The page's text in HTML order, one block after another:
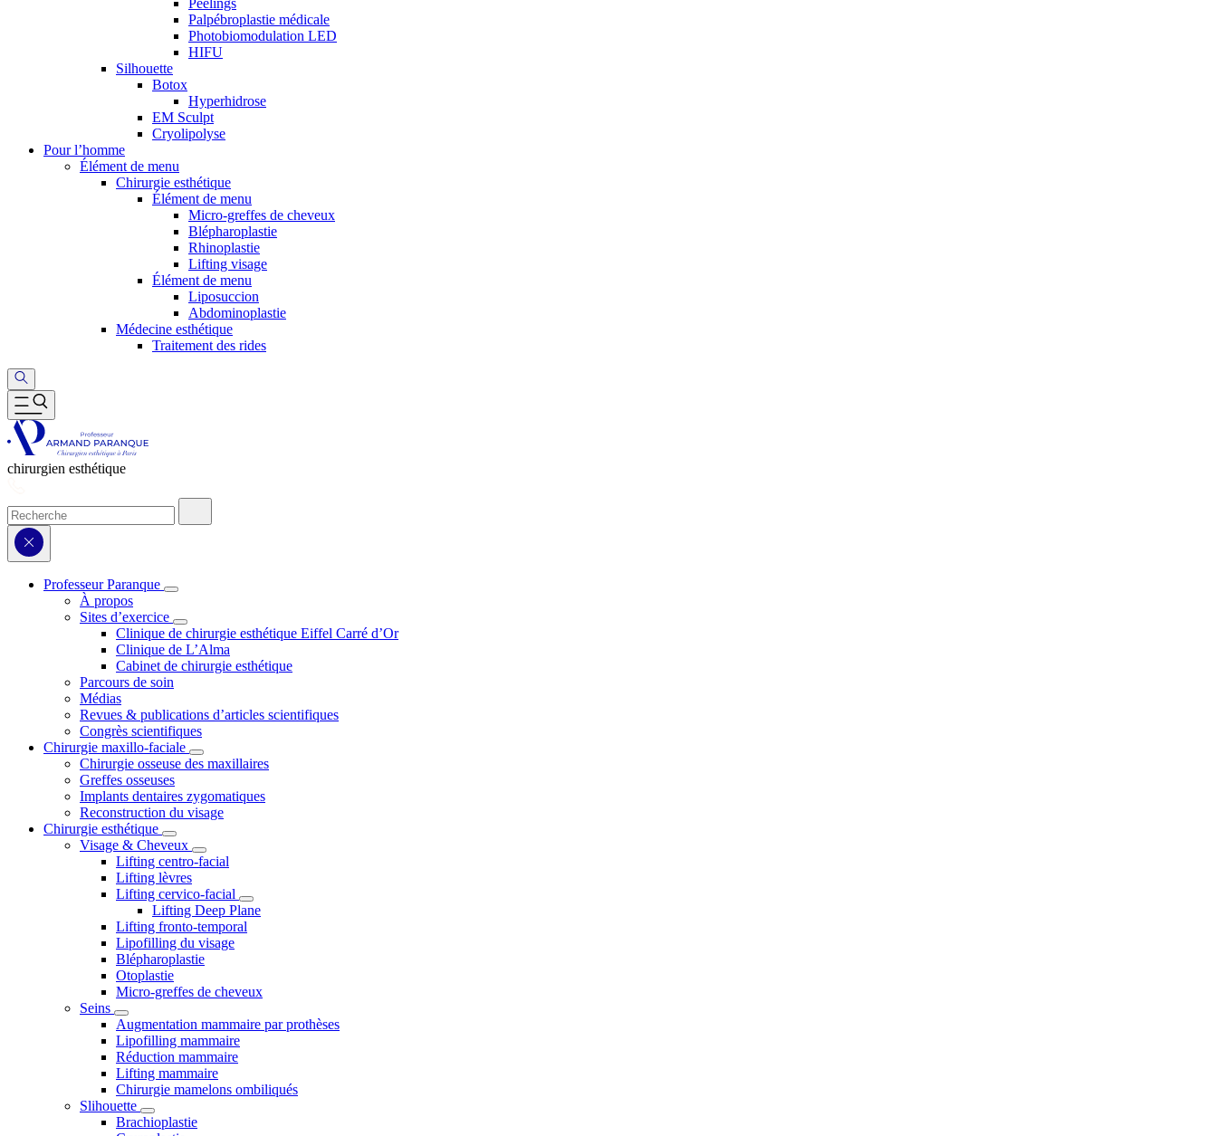
Peelings
Palpébroplastie médicale
Photobiomodulation LED
HIFU
Silhouette
Botox
Hyperhidrose
EM Sculpt
Cryolipolyse
Pour l’homme
Élément de menu
Chirurgie esthétique
Élément de menu
Micro-greffes de cheveux
Blépharoplastie
Rhinoplastie
Lifting visage
Élément de menu
Liposuccion
Abdominoplastie
Médecine esthétique
Traitement des rides
chirurgien esthétique
Professeur Paranque
À propos
Sites d’exercice
Clinique de chirurgie esthétique Eiffel Carré d’Or
Clinique de L’Alma
Cabinet de chirurgie esthétique
Parcours de soin
Médias
Revues & publications d’articles scientifiques
Congrès scientifiques
Chirurgie maxillo-faciale
Chirurgie osseuse des maxillaires
Greffes osseuses
Implants dentaires zygomatiques
Reconstruction du visage
Chirurgie esthétique
Visage & Cheveux
Lifting centro-facial
Lifting lèvres
Lifting cervico-facial
Lifting Deep Plane
Lifting fronto-temporal
Lipofilling du visage
Blépharoplastie
Otoplastie
Micro-greffes de cheveux
Seins
Augmentation mammaire par prothèses
Lipofilling mammaire
Réduction mammaire
Lifting mammaire
Chirurgie mamelons ombiliqués
Slihouette
Brachioplastie